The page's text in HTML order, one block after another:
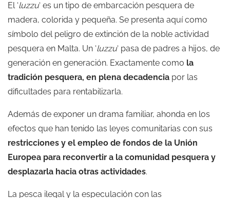
El ‘luzzu‘ es un tipo de embarcación pesquera de
madera, colorida y pequeña. Se presenta aquí como
símbolo del peligro de extinción de la noble actividad
pesquera en Malta. Un ‘luzzu‘ pasa de padres a hijos, de
generación en generación. Exactamente como la
tradición pesquera, en plena decadencia por las
dificultades para rentabilizarla.
Además de exponer un drama familiar, ahonda en los
efectos que han tenido las leyes comunitarias con sus
restricciones y el empleo de fondos de la Unión
Europea para reconvertir a la comunidad pesquera y
desplazarla hacia otras actividades.
La pesca ilegal y la especulación con las